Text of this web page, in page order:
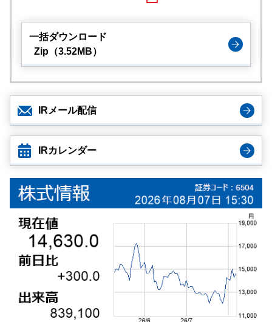
一括ダウンロード
Zip（3.52MB）
IRメール配信
IRカレンダー